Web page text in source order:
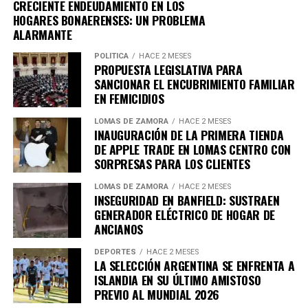
transmisión en vivo, evitando aceptar el reto de pelear.
Se limitó a comentar:«es más fácil engañar a la gente
continúan sumando a una carrera llena de hazañas
extraordinarias.
El jugador con más partidos mundialistas
La actuación del capitán argentino contra Austria
también le permitió ampliar otro registro significativo.
Con 28 encuentros disputados en Copas del Mundo,
Messi se mantiene como el futbolista con más
participaciones en la historia de este torneo.
Su trayectoria incluye seis ediciones consecutivas del
evento, desde Alemania 2006 hasta Estados Unidos-
México-Canadá 2026.
El futbolista con más victorias
El triunfo de la selección argentina también tuvo un
CRECIENTE ENDEUDAMIENTO EN LOS
HOGARES BONAERENSES: UN PROBLEMA
ALARMANTE
POLÍTICA HACE 2 MESES
PROPUESTA LEGISLATIVA PARA
SANCIONAR EL ENCUBRIMIENTO FAMILIAR
EN FEMICIDIOS
LOMAS DE ZAMORA HACE 2 MESES
INAUGURACIÓN DE LA PRIMERA TIENDA
DE APPLE TRADE EN LOMAS CENTRO CON
SORPRESAS PARA LOS CLIENTES
LOMAS DE ZAMORA HACE 2 MESES
INSEGURIDAD EN BANFIELD: SUSTRAEN
GENERADOR ELÉCTRICO DE HOGAR DE
ANCIANOS
DEPORTES HACE 2 MESES
LA SELECCIÓN ARGENTINA SE ENFRENTA A
ISLANDIA EN SU ÚLTIMO AMISTOSO
PREVIO AL MUNDIAL 2026